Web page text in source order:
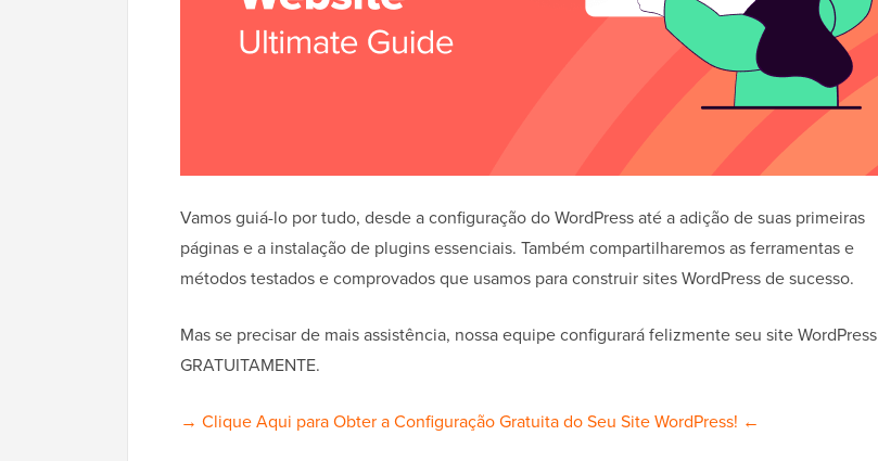
Vamos guiá-lo por tudo, desde a configuração do WordPress até a adição de suas primeiras
páginas e a instalação de plugins essenciais. Também compartilharemos as ferramentas e
métodos testados e comprovados que usamos para construir sites WordPress de sucesso.
Mas se precisar de mais assistência, nossa equipe configurará felizmente seu site WordPress
GRATUITAMENTE.
→ Clique Aqui para Obter a Configuração Gratuita do Seu Site WordPress! ←